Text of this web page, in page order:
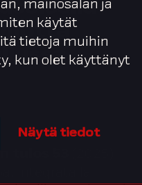
mainosalan ja
käytät
tietoja muihin
kun olet käyttänyt
Näytä tiedot